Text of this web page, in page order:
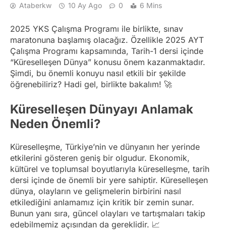
Ataberkw 10 Ay Ago 0 6 Mins
2025 YKS Çalışma Programı ile birlikte, sınav
maratonuna başlamış olacağız. Özellikle 2025 AYT
Çalışma Programı kapsamında, Tarih-1 dersi içinde
“Küreselleşen Dünya” konusu önem kazanmaktadır.
Şimdi, bu önemli konuyu nasıl etkili bir şekilde
öğrenebiliriz? Hadi gel, birlikte bakalım! 🚀
Küreselleşen Dünyayı Anlamak
Neden Önemli?
Küreselleşme, Türkiye’nin ve dünyanın her yerinde
etkilerini gösteren geniş bir olgudur. Ekonomik,
kültürel ve toplumsal boyutlarıyla küreselleşme, tarih
dersi içinde de önemli bir yere sahiptir. Küreselleşen
dünya, olayların ve gelişmelerin birbirini nasıl
etkilediğini anlamamız için kritik bir zemin sunar.
Bunun yanı sıra, güncel olayları ve tartışmaları takip
edebilmemiz açısından da gereklidir. 📈